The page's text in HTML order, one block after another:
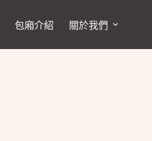
包廂介紹 關於我們